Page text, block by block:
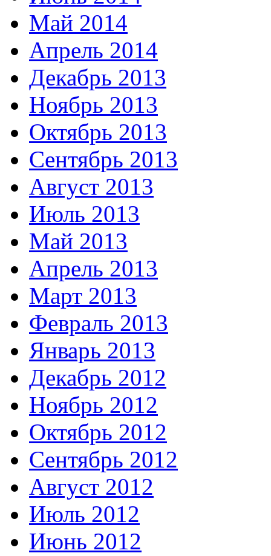
Май 2014
Апрель 2014
Декабрь 2013
Ноябрь 2013
Октябрь 2013
Сентябрь 2013
Август 2013
Июль 2013
Май 2013
Апрель 2013
Март 2013
Февраль 2013
Январь 2013
Декабрь 2012
Ноябрь 2012
Октябрь 2012
Сентябрь 2012
Август 2012
Июль 2012
Июнь 2012